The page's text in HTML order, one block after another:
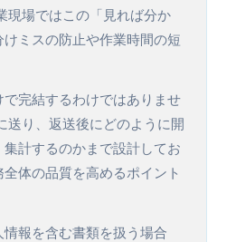
現場ではこの「見れば分か
けミスの防止や作業時間の短
完結するわけではありませ
送り、返送後にどのように開
計するのかまで設計してお
全体の品質を高めるポイント
報を含む書類を扱う場合